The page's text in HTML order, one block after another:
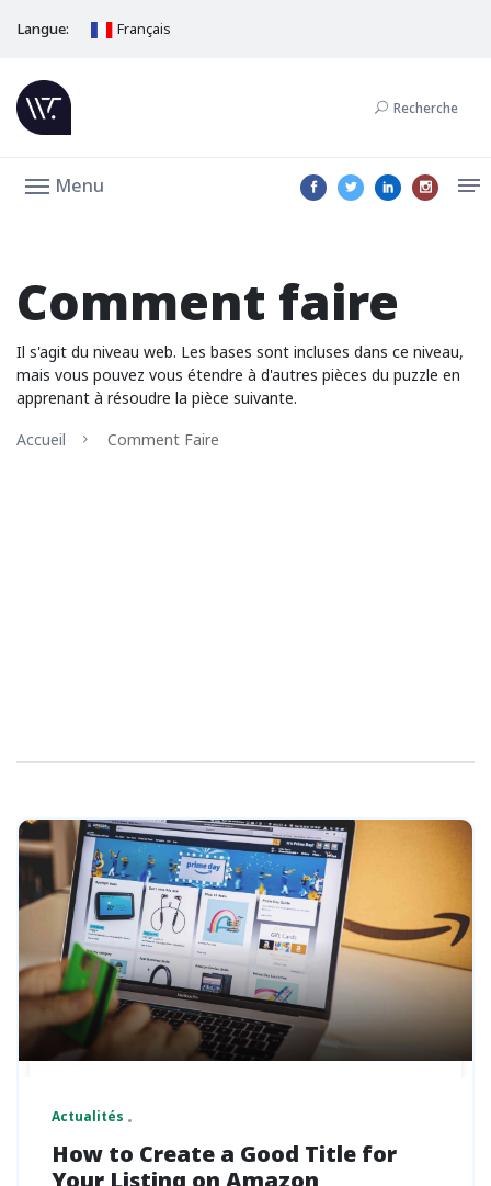
Langue: Français
Recherche
Menu
Comment faire
Il s'agit du niveau web. Les bases sont incluses dans ce niveau,
mais vous pouvez vous étendre à d'autres pièces du puzzle en
apprenant à résoudre la pièce suivante.
Accueil
Comment Faire
Actualités
How to Create a Good Title for
Your Listing on Amazon